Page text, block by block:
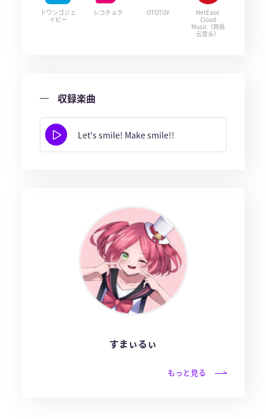
ドワンゴジェ
イピー
レコチョク OTOTOY
NetEase
Cloud
Music（网易
云音乐）
収録楽曲
Let's smile! Make smile!!
すまぃるぃ
もっと見る